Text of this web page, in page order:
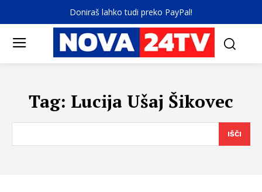
Doniraš lahko tudi preko PayPal!
Tag: Lucija Ušaj Šikovec
IŠČI